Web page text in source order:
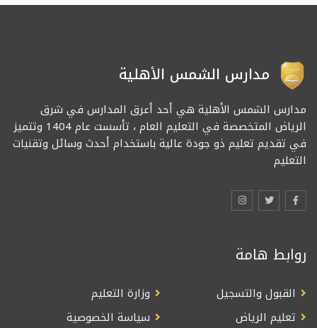
مدارس الشمس الأهلية
مدارس الشمس الأهلية هي أحد أعرق المدارس في شرق
الرياض المتخصصة في التعليم العام ، تأسست عام 1404 وتتميز
في تقديم تعليم ذو جودة عالية باستخدام أحدث وسائل وتقنيات
التعليم
روابط هامة
القبول والتسجيل
وزارة التعليم
تعليم الرياض
سياسة الخصوصية